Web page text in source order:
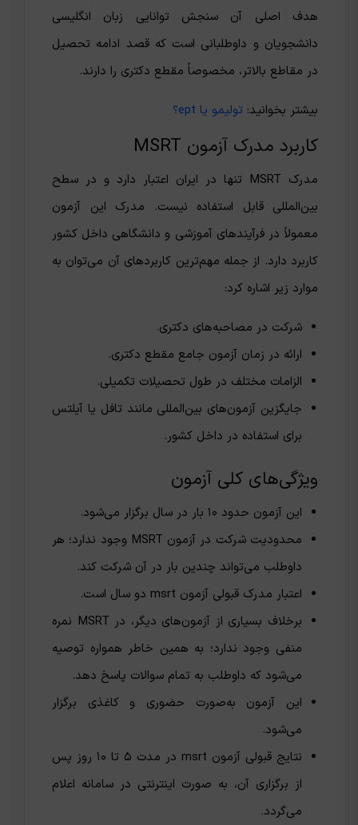
هدف اصلی آن سنجش توانایی زبان انگلیسی
دانشجویان و داوطلبانی است که قصد ادامه تحصیل
در مقاطع بالاتر، مخصوصاً مقطع دکتری را دارند.
بیشتر بخوانید: تولیمو یا ept؟
کاربرد مدرک آزمون MSRT
مدرک MSRT تنها در ایران اعتبار دارد و در سطح
بین‌المللی قابل استفاده نیست. مدرک این آزمون
معمولاً در فرآیندهای آموزشی و دانشگاهی داخل کشور
کاربرد دارد. از جمله مهم‌ترین کاربردهای آن می‌توان به
موارد زیر اشاره کرد:
شرکت در مصاحبه‌های دکتری.
ارائه در زمان آزمون جامع مقطع دکتری.
الزامات مختلف در طول تحصیلات تکمیلی.
جایگزین آزمون‌های بین‌المللی مانند تافل یا آیلتس
برای استفاده در داخل کشور.
ویژگی‌های کلی آزمون
این آزمون حدود ۱۰ بار در سال برگزار می‌شود.
محدودیت شرکت در آزمون MSRT وجود ندارد؛ هر
داوطلب می‌تواند چندین بار در آن شرکت کند.
اعتبار مدرک قبولی آزمون msrt دو سال است.
برخلاف بسیاری از آزمون‌های دیگر، در MSRT نمره
منفی وجود ندارد؛ به همین خاطر همواره توصیه
می‌شود که داوطلب به تمام سوالات پاسخ دهد.
این آزمون به‌صورت حضوری و کاغذی برگزار
می‌شود.
نتایج قبولی آزمون msrt در مدت ۵ تا ۱۰ روز پس
از برگزاری آن، به صورت اینترنتی در سامانه اعلام
می‌گردد.